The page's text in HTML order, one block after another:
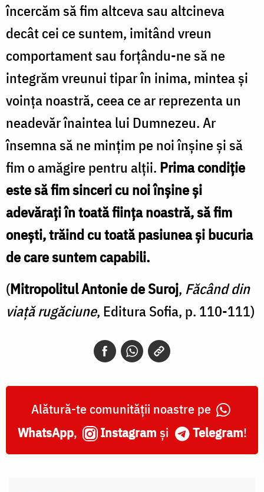
încercăm să fim altceva sau altcineva
decât cei ce suntem, imitând vreun
comportament sau forțându-ne să ne
integrăm vreunui tipar în inima, mintea și
voința noastră, ceea ce ar reprezenta un
neadevăr înaintea lui Dumnezeu. Ar
însemna să ne mințim pe noi înșine și să
fim o amăgire pentru alții. Prima condiție
este să fim sinceri cu noi înșine și
adevărați în toată ființa noastră, să fim
onești, trăind cu toată pasiunea și bucuria
de care suntem capabili.
(Mitropolitul Antonie de Suroj, Făcând din
viață rugăciune, Editura Sofia, p. 110-111)
Alătură-te comunității noastre pe
WhatsApp, Instagram și Telegram!